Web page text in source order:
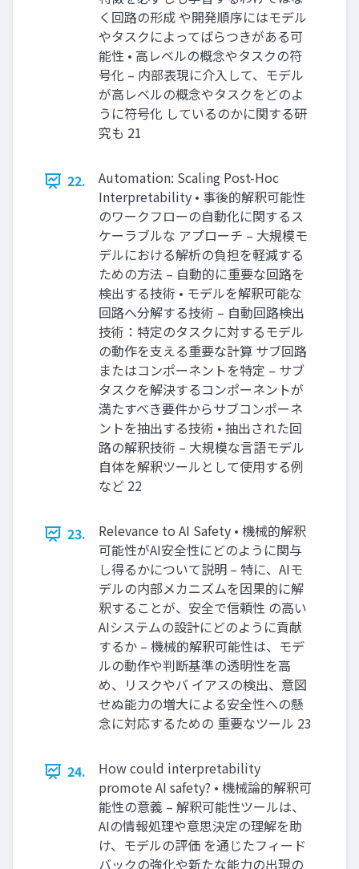
く回路の形成 や開発順序にはモデル
やタスクによってばらつきがある可
能性 • 高レベルの概念やタスクの符
号化 – 内部表現に介入して、モデル
が高レベルの概念やタスクをどのよ
うに符号化 しているのかに関する研
究も 21
22.
Automation: Scaling Post-Hoc
Interpretability • 事後的解釈可能性
のワークフローの自動化に関するス
ケーラブルな アプローチ – 大規模モ
デルにおける解析の負担を軽減する
ための方法 – 自動的に重要な回路を
検出する技術 • モデルを解釈可能な
回路へ分解する技術 – 自動回路検出
技術：特定のタスクに対するモデル
の動作を支える重要な計算 サブ回路
またはコンポーネントを特定 – サブ
タスクを解決するコンポーネントが
満たすべき要件からサブコンポーネ
ントを抽出する技術 • 抽出された回
路の解釈技術 – 大規模な言語モデル
自体を解釈ツールとして使用する例
など 22
23.
Relevance to AI Safety • 機械的解釈
可能性がAI安全性にどのように関与
し得るかについて説明 – 特に、AIモ
デルの内部メカニズムを因果的に解
釈することが、安全で信頼性 の高い
AIシステムの設計にどのように貢献
するか – 機械的解釈可能性は、モデ
ルの動作や判断基準の透明性を高
め、リスクやバ イアスの検出、意図
せぬ能力の増大による安全性への懸
念に対応するための 重要なツール 23
24.
How could interpretability
promote AI safety? • 機械論的解釈可
能性の意義 – 解釈可能性ツールは、
AIの情報処理や意思決定の理解を助
け、モデルの評価 を通じたフィード
バックの強化や新たな能力の出現の